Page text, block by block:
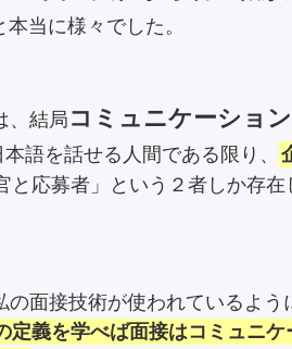
当に様々でした。
、結局 コミュニケーショ
語を話せる人間である限り、
と応募者」という２者しか存在
の面接技術が使われているよう
定義を学べば面接はコミュニケ